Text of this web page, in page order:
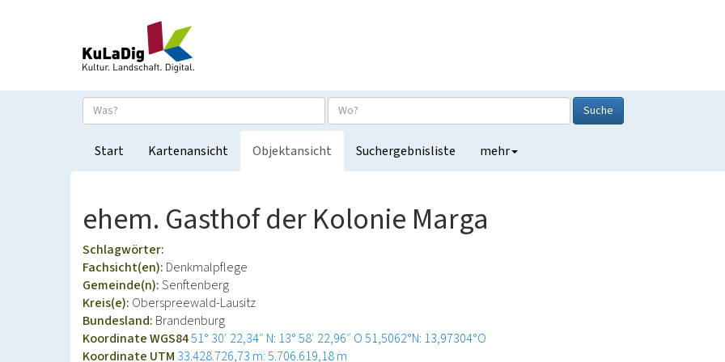
Suche
Start Kartenansicht Objektansicht Suchergebnisliste mehr
ehem. Gasthof der Kolonie Marga
Schlagwörter:
Fachsicht(en): Denkmalpflege
Gemeinde(n):Senftenberg
Kreis(e): Oberspreewald-Lausitz
Bundesland: Brandenburg
Koordinate WGS8451° 30′ 22,34″ N: 13° 58′ 22,96″ O51,5062°N: 13,97304°O
Koordinate UTM 33.428.726,73 m: 5.706.619,18 m